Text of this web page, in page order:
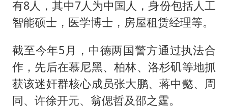
有8人，其中7人为中国人，身份包括人工
智能硕士，医学博士，房屋租赁经理等。
截至今年5月，中德两国警方通过执法合
作，先后在慕尼黑、柏林、洛杉矶等地抓
获该迷奸群核心成员张大鹏、蒋中懿、周
同、许徐开元、翁偲哲及邵之霆。